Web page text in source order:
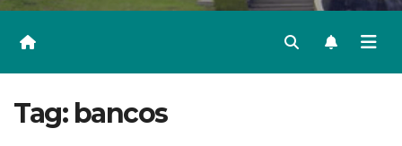
Tag: bancos